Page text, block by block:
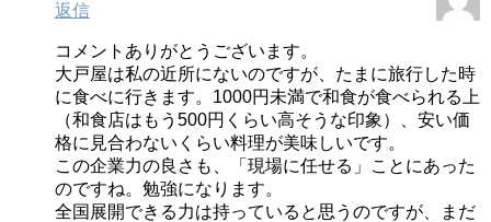
返信
コメントありがとうございます。
大戸屋は私の近所にないのですが、たまに旅行した時
に食べに行きます。1000円未満で和食が食べられる上
（和食店はもう500円くらい高そうな印象）、安い価
格に見合わないくらい料理が美味しいです。
この企業力の良さも、「現場に任せる」ことにあった
のですね。勉強になります。
全国展開できる力は持っていると思うのですが、まだ